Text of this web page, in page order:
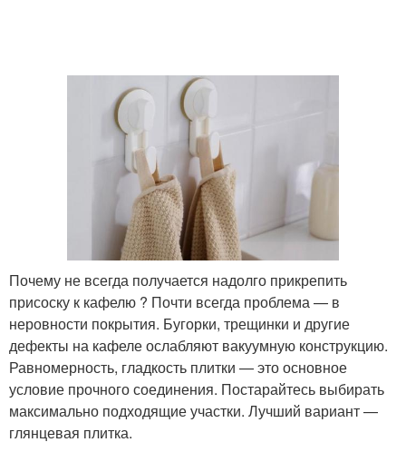
Почему не всегда получается надолго прикрепить
присоску к кафелю ? Почти всегда проблема — в
неровности покрытия. Бугорки, трещинки и другие
дефекты на кафеле ослабляют вакуумную конструкцию.
Равномерность, гладкость плитки — это основное
условие прочного соединения. Постарайтесь выбирать
максимально подходящие участки. Лучший вариант —
глянцевая плитка.